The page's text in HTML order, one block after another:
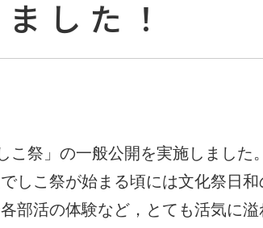
した！
祭」の一般公開を実施しました。
しこ祭が始まる頃には文化祭日和
部活の体験など，とても活気に溢